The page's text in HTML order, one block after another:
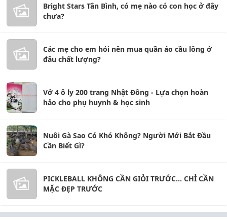
Bright Stars Tân Bình, có mẹ nào có con học ở đây
chưa?
Các mẹ cho em hỏi nên mua quần áo cầu lông ở
đâu chất lượng?
Vở 4 ô ly 200 trang Nhật Đông - Lựa chọn hoàn
hảo cho phụ huynh & học sinh
Nuôi Gà Sao Có Khó Không? Người Mới Bắt Đầu
Cần Biết Gì?
PICKLEBALL KHÔNG CẦN GIỎI TRƯỚC... CHỈ CẦN
MẶC ĐẸP TRƯỚC